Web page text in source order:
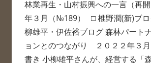
林業再生・山村振興への一言（再
年３月（№189） □ 椎野潤(新)ブロ
柳雄平・伊佐裕ブログ 森林パート
ョンとのつながり ２０２２年３
書き 小柳雄平さんが、経営する「